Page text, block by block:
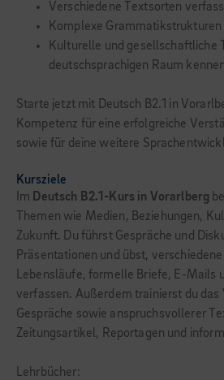
Verschiedene Textsorten
Komplexe Grammatikstrukturen
Kulturelle und gesellschaftliche
deutschsprachigen Raum
Starte jetzt mit Deutsch B2.1 in
Kompetenz für eine erfolgreiche
sowie für deine weitere
Kursziele
Im Deutsch B2.1-Kurs in Vorarlberg
Themen wie Medien, Beziehungen,
Zukunft. Du führst Gespräche und
Präsentationen und übst,
Lebensläufe, formelle Briefe, E-Mails
verfassen. Außerdem trainierst du
Gespräche sowie anspruchsvollerer
Zeitungsartikel, Reportagen und
Lehrbücher: